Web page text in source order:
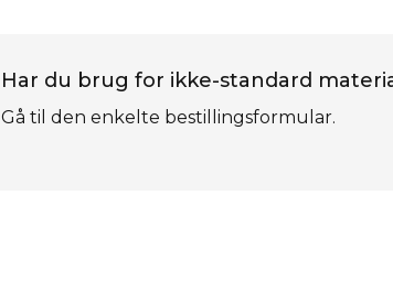
Har du brug for ikke-standard
Gå til den enkelte bestillingsformular.